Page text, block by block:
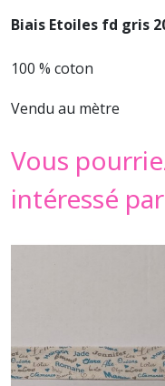
Biais Etoiles fd gris
100 % coton
Vendu au mètre
Vous
intéressé par